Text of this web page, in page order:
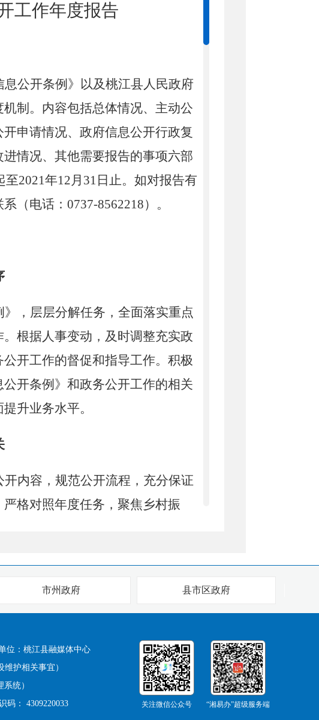
工作年度报告
公开条例》以及桃江县人民政府
制 。内容包括总体情况、主动公
申请情况、政府信息公开行政复
情况、其他需要报告的事项六部
2021年12月31日止。 如对报告有
（电话： 0737-8562218）。
，层层分解任务，全面落实重点
根据人事变动，及时调整充实政
开工作的督促和指导工作。积极
开条例》和政务公开工作的相关
升业务水平。
内容，规范公开流程，充分保证
格对照年度任务，聚焦乡村振
，全面、准确、及时做好公开工
关专栏公开内容，第一时间公布
确保群众第一知晓率，保障信息
市州政府 县市区政府
位：桃江县融媒体中心
维护相关事宜）
统）
码： 4309220033 关注微信公众号 “湘易办”超级服务端